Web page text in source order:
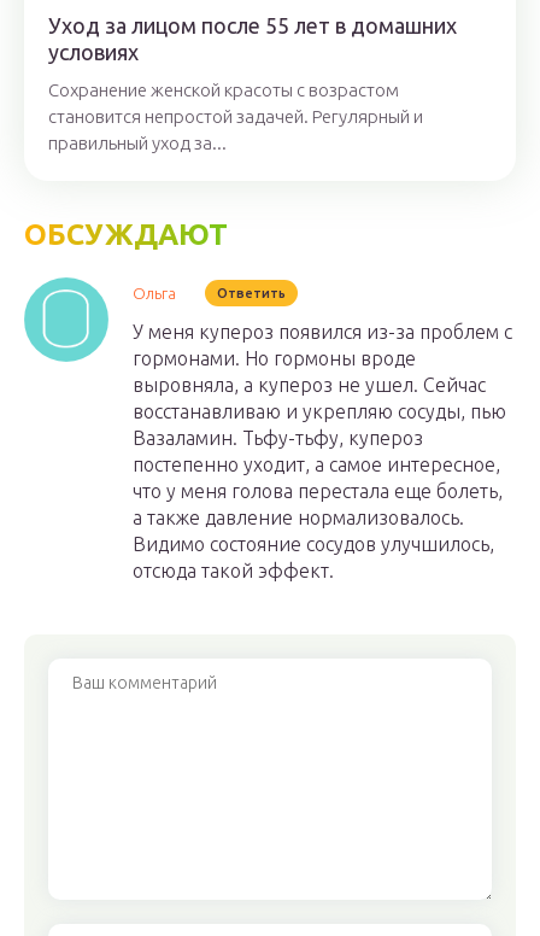
Уход за лицом после 55 лет в домашних
условиях
Сохранение женской красоты с возрастом
становится непростой задачей. Регулярный и
правильный уход за...
ОБСУЖДАЮТ
Ольга Ответить
У меня купероз появился из-за проблем с
гормонами. Но гормоны вроде
выровняла, а купероз не ушел. Сейчас
восстанавливаю и укрепляю сосуды, пью
Вазаламин. Тьфу-тьфу, купероз
постепенно уходит, а самое интересное,
что у меня голова перестала еще болеть,
а также давление нормализовалось.
Видимо состояние сосудов улучшилось,
отсюда такой эффект.